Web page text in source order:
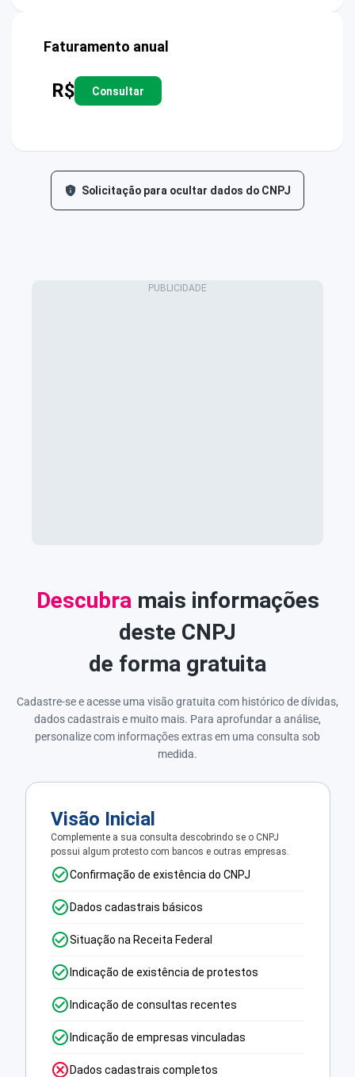
Faturamento anual
R$ Consultar
Solicitação para ocultar dados do CNPJ
Descubramais informações
deste CNPJ
de forma gratuita
Cadastre-se e acesse uma visão gratuita com histórico de dívidas,
dados cadastrais e muito mais. Para aprofundar a análise,
personalize com informações extras em uma consulta sob
medida.
Visão Inicial
Complemente a sua consulta descobrindo se o CNPJ
possui algum protesto com bancos e outras empresas.
Confirmação de existência do CNPJ
Dados cadastrais básicos
Situação na Receita Federal
Indicação de existência de protestos
Indicação de consultas recentes
Indicação de empresas vinculadas
Dados cadastrais completos